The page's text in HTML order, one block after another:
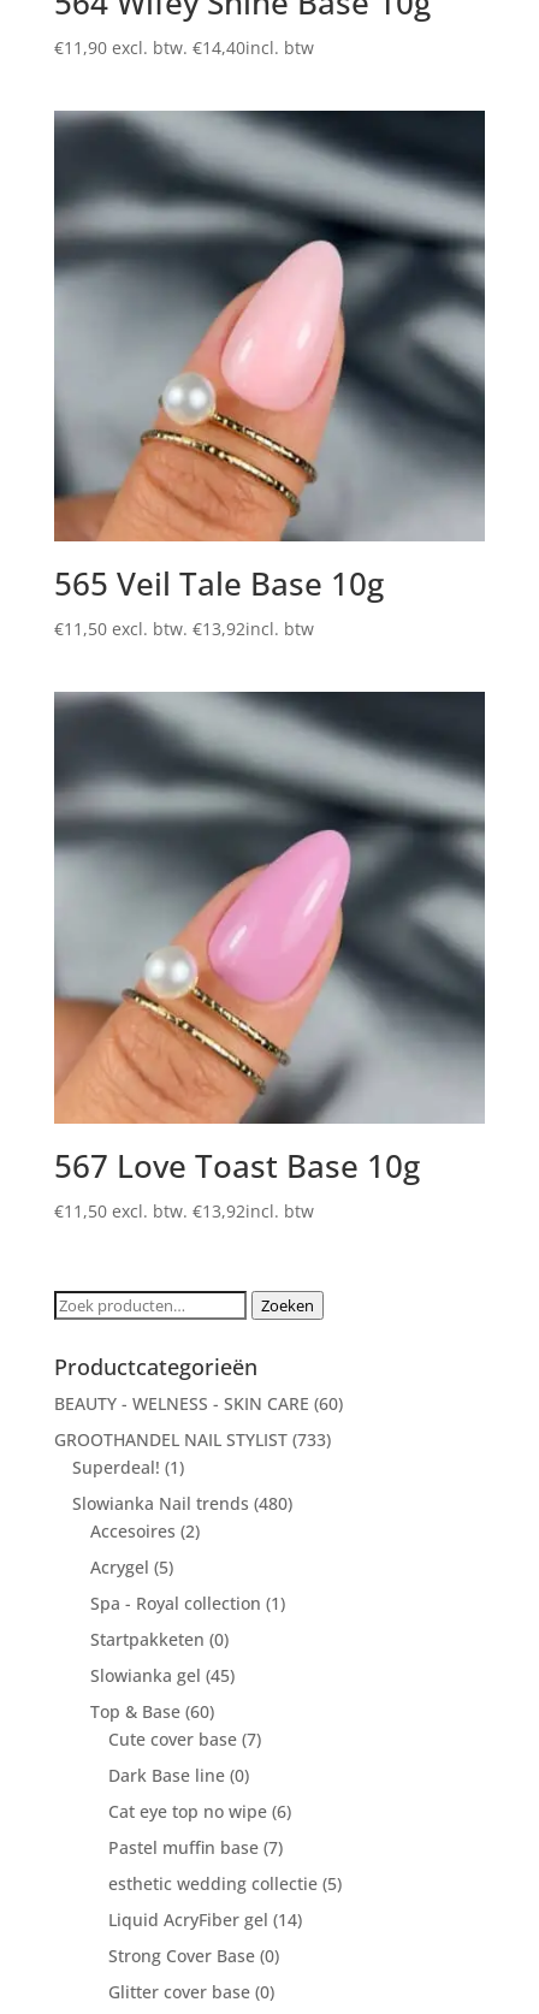
€11,90 excl. btw. €14,40incl. btw
565 Veil Tale Base 10g
€11,50 excl. btw. €13,92incl. btw
567 Love Toast Base 10g
€11,50 excl. btw. €13,92incl. btw
Zoeken
Zoeken
Productcategorieën
BEAUTY - WELNESS - SKIN CARE (60)
GROOTHANDEL NAIL STYLIST (733)
Superdeal! (1)
Slowianka Nail trends (480)
Accesoires (2)
Acrygel (5)
Spa - Royal collection (1)
Startpakketen (0)
Slowianka gel (45)
Top & Base (60)
Cute cover base (7)
Dark Base line (0)
Cat eye top no wipe (6)
Pastel muffin base (7)
esthetic wedding collectie (5)
Liquid AcryFiber gel (14)
Strong Cover Base (0)
Glitter cover base (0)